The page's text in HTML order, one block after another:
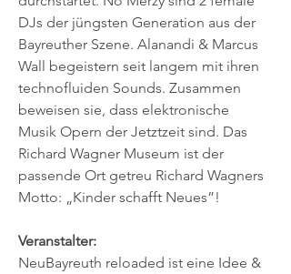
DJs der jüngsten Generation aus der
Bayreuther Szene. Alanandi & Marcus
Wall begeistern seit langem mit ihren
technofluiden Sounds. Zusammen
beweisen sie, dass elektronische
Musik Opern der Jetztzeit sind. Das
Richard Wagner Museum ist der
passende Ort getreu Richard Wagners
Motto: „Kinder schafft Neues”!
Veranstalter:
NeuBayreuth reloaded ist eine Idee &